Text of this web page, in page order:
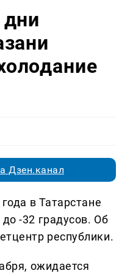
Дзен.канал
в Татарстане
-32 градусов. Об
республики.
ожидается